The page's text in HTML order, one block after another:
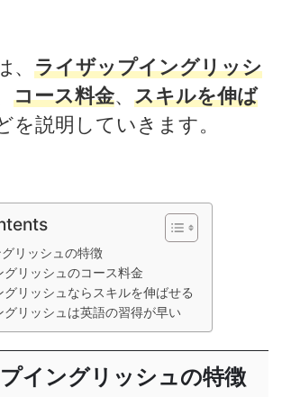
ライザップイングリッシ
コース料金、 スキルを伸ば
を説明していきます。
リッシュの特徴
グリッシュのコース料金
グリッシュならスキルを伸ばせる
グリッシュは英語の習得が早い
イングリッシュの特徴